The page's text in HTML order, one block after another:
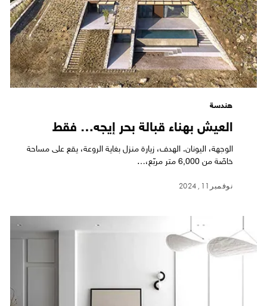
هندسة
العيش بهناء قبالة بحر إيجه… فقط
الوجهة، اليونان. الهدف، زيارة منزل بغاية الروعة، يقع على مساحة
خاصّة من 6,000 متر مربّع،…
نوفمبر 11, 2024